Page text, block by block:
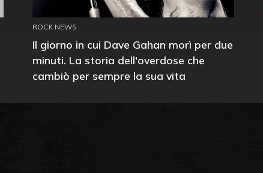
ROCK NEWS
Il giorno in cui Dave Gahan morì per due
minuti. La storia dell'overdose che
cambiò per sempre la sua vita